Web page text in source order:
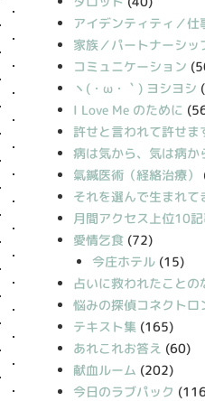
アイデンティティ／仕
家族／パートナーシッ
コミュニケーション
丶(・ω・｀) ヨシヨシ
I Love Me のために
許せと言われて許せま
病は気から、気は病か
氣鍼医術（経絡治療）
それを選んで生まれて
月間アクセス上位10
愛情乞食 (72)
今庄ホテル(15)
占いに救われたことの
悩みの探偵コネクトロ
テキスト集 (165)
あれこれお答え (60)
献血ルーム (202)
今日のラブパック